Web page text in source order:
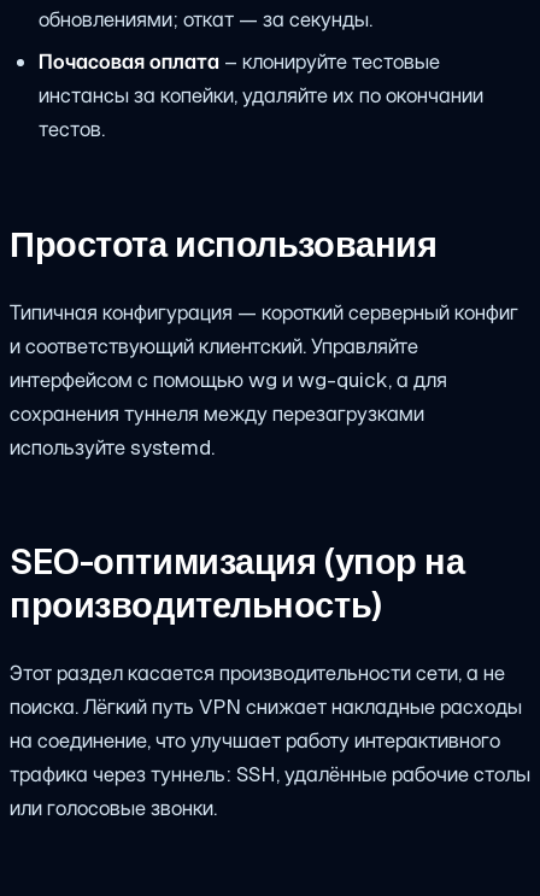
обновлениями; откат — за секунды.
Почасовая оплата– клонируйте тестовые
инстансы за копейки, удаляйте их по окончании
тестов.
Простота использования
Типичная конфигурация — короткий серверный конфиг
и соответствующий клиентский. Управляйте
интерфейсом с помощьюwg иwg-quick, а для
сохранения туннеля между перезагрузками
используйте systemd.
SEO-оптимизация (упор на
производительность)
Этот раздел касается производительности сети, а не
поиска. Лёгкий путь VPN снижает накладные расходы
на соединение, что улучшает работу интерактивного
трафика через туннель: SSH, удалённые рабочие столы
или голосовые звонки.